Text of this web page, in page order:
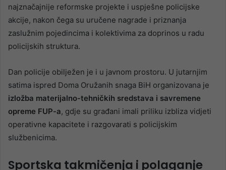
najznačajnije reformske projekte i uspješne policijske
akcije, nakon čega su uručene nagrade i priznanja
zaslužnim pojedincima i kolektivima za doprinos u radu
policijskih struktura.
Dan policije obilježen je i u javnom prostoru. U jutarnjim
satima ispred Doma Oružanih snaga BiH organizovana je
izložba materijalno-tehničkih sredstava i savremene
opreme FUP-a, gdje su građani imali priliku izbliza vidjeti
operativne kapacitete i razgovarati s policijskim
službenicima.
Sportska takmičenja i polaganje